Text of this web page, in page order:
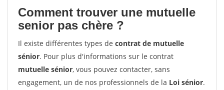
Comment trouver une mutuelle
senior pas chère ?
Il existe différentes types de contrat de mutuelle
sénior. Pour plus d'informations sur le contrat
mutuelle sénior, vous pouvez contacter, sans
engagement, un de nos professionnels de la Loi sénior.